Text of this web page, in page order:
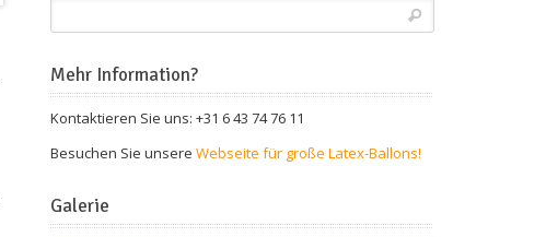
Mehr Information?
Kontaktieren Sie uns: +31 6 43 74 76 11
Besuchen Sie unsere Webseite für große Latex-Ballons!
Galerie